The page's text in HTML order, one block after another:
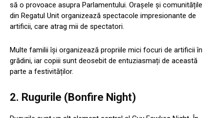
să o provoace asupra Parlamentului. Orașele și comunitățile
din Regatul Unit organizează spectacole impresionante de
artificii, care atrag mii de spectatori.
Multe familii își organizează propriile mici focuri de artificii în
grădini, iar copiii sunt deosebit de entuziasmați de această
parte a festivităților.
2. Rugurile (Bonfire Night)